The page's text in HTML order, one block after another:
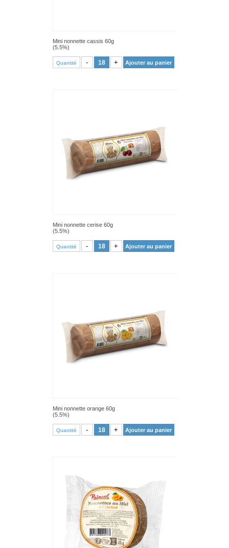
Mini nonnette cassis 60g
(5.5%)
Quantité - + Ajouter au panier
Mini nonnette cerise 60g
(5.5%)
Quantité - + Ajouter au panier
Mini nonnette orange 60g
(5.5%)
Quantité - + Ajouter au panier